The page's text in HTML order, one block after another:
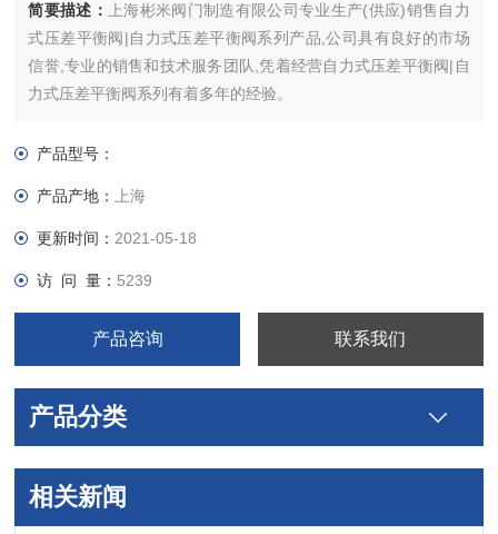
简要描述：
上海彬米阀门制造有限公司专业生产(供应)销售自力
式压差平衡阀|自力式压差平衡阀系列产品,公司具有良好的市场
信誉,专业的销售和技术服务团队,凭着经营自力式压差平衡阀|自
力式压差平衡阀系列有着多年的经验。
产品型号：
产品产地： 上海
更新时间： 2021-05-18
访 问 量： 5239
产品咨询 联系我们
产品分类
相关新闻